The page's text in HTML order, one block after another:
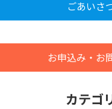
ごあいさ
お申込み・お
カテゴ